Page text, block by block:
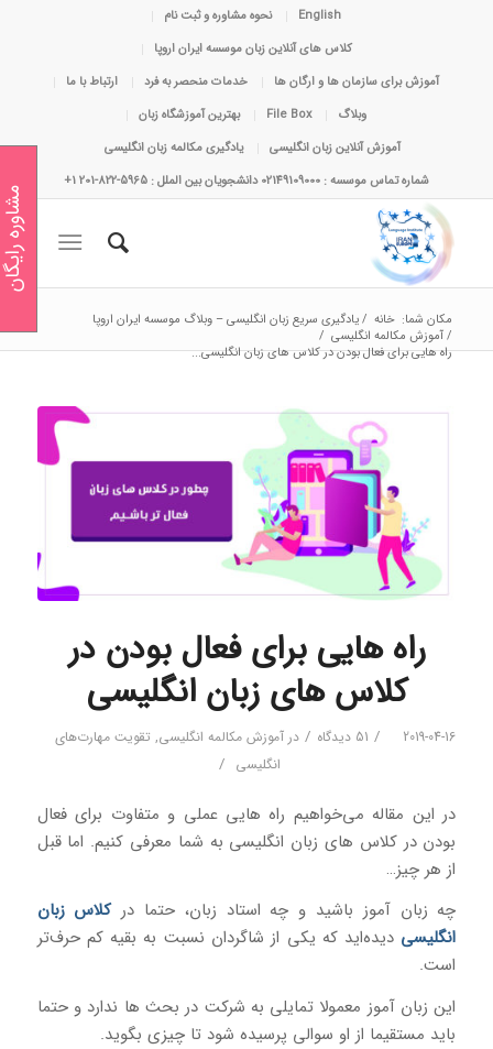
English
نحوه مشاوره و ثبت نام
کلاس های آنلاین زبان موسسه ایران اروپا
آموزش برای سازمان ها و ارگان ها
خدمات منحصر به فرد
ارتباط با ما
وبلاگ
File Box
بهترین آموزشگاه زبان
آموزش آنلاین زبان انگلیسی
یادگیری مکالمه زبان انگلیسی
شماره تماس موسسه : 02149109000 دانشجویان بین الملل : 5965-822-201 1+
مکان شما: خانه / یادگیری سریع زبان انگلیسی – وبلاگ موسسه ایران اروپا
/ آموزش مکالمه انگلیسی /
راه هایی برای فعال بودن در کلاس های زبان انگلیسی...
راه هایی برای فعال بودن در
کلاس های زبان انگلیسی
2019-04-16
/ 51 دیدگاه / درآموزش مکالمه انگلیسی, تقویت مهارت‌های
انگلیسی /
در این مقاله می‌خواهیم راه هایی عملی و متفاوت برای فعال
بودن در کلاس های زبان انگلیسی به شما معرفی کنیم. اما قبل
از هر چیز…
چه زبان آموز باشید و چه استاد زبان، حتما درکلاس زبان
انگلیسی دیده‌اید که یکی از شاگردان نسبت به بقیه کم حرف‌تر
است.
این زبان آموز معمولا تمایلی به شرکت در بحث ها ندارد و حتما
باید مستقیما از او سوالی پرسیده شود تا چیزی بگوید.